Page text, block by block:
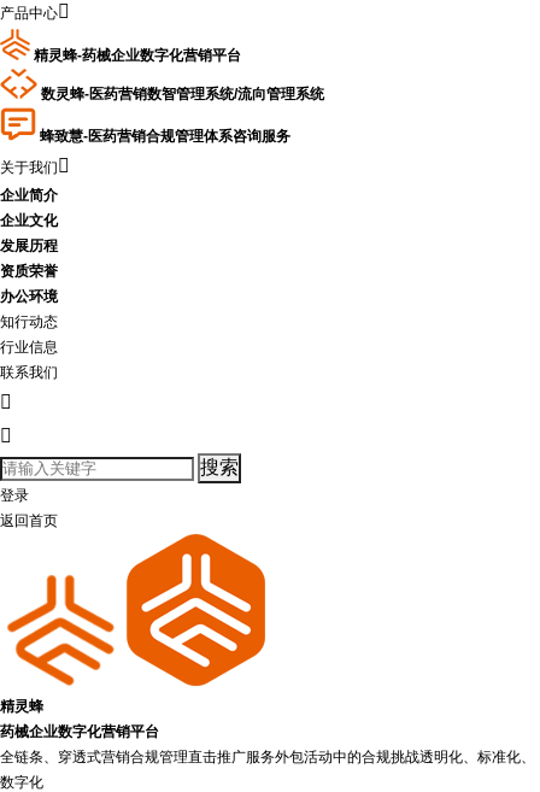
产品中心
精灵蜂-药械企业数字化营销平台
数灵蜂-医药营销数智管理系统/流向管理系统
蜂致慧-医药营销合规管理体系咨询服务
关于我们 
企业简介
企业文化
发展历程
资质荣誉
办公环境
知行动态
行业信息
联系我们


登录
返回首页
精灵蜂
药械企业数字化营销平台
全链条、穿透式营销合规管理直击推广服务外包活动中的合规挑战透明化、标准化、
数字化